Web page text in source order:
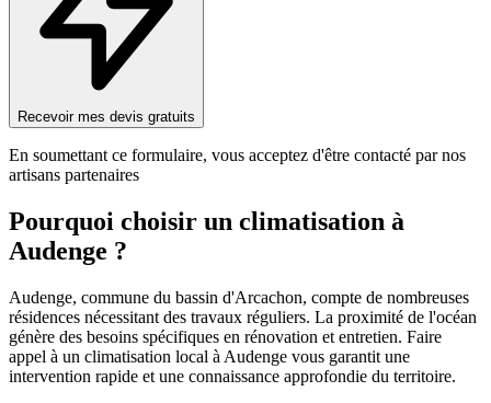
Recevoir mes devis gratuits
En soumettant ce formulaire, vous acceptez d'être contacté par nos
artisans partenaires
Pourquoi choisir un climatisation à
Audenge ?
Audenge, commune du bassin d'Arcachon, compte de nombreuses
résidences nécessitant des travaux réguliers. La proximité de l'océan
génère des besoins spécifiques en rénovation et entretien. Faire
appel à un climatisation local à Audenge vous garantit une
intervention rapide et une connaissance approfondie du territoire.